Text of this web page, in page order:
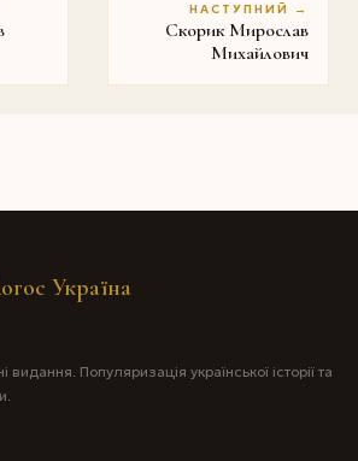
НАСТУПНИЙ →
Скорик Мирослав
Михайлович
Україна
видання. Популяризація української історії та